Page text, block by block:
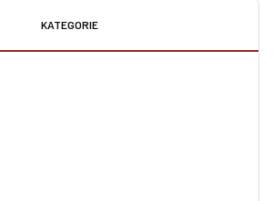
KATEGORIE